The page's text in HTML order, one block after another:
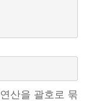
산을 괄호로 묶